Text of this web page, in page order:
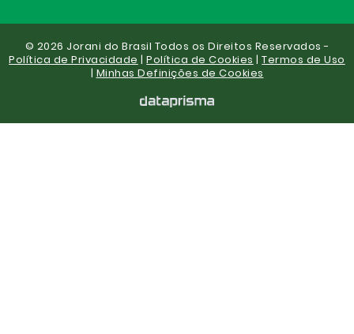
© 2026 Jorani do Brasil Todos os Direitos Reservados -
Política de Privacidade |Política de Cookies |Termos de Uso
| Minhas Definições de Cookies